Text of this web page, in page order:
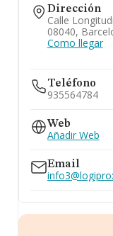
Dirección
Calle
08040,
Como llegar
Teléfono
935564784
Web
Añadir Web
Email